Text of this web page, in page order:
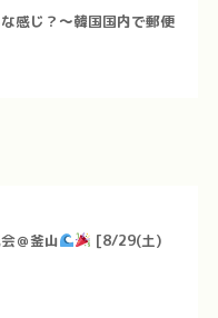
感じ？～韓国国内で郵便
＠釜山
[8/29(土)